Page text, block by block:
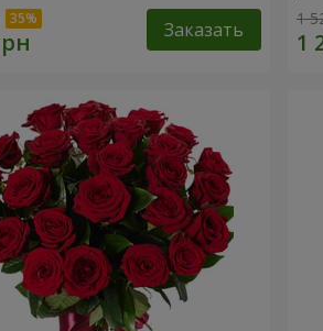
Заказать 1